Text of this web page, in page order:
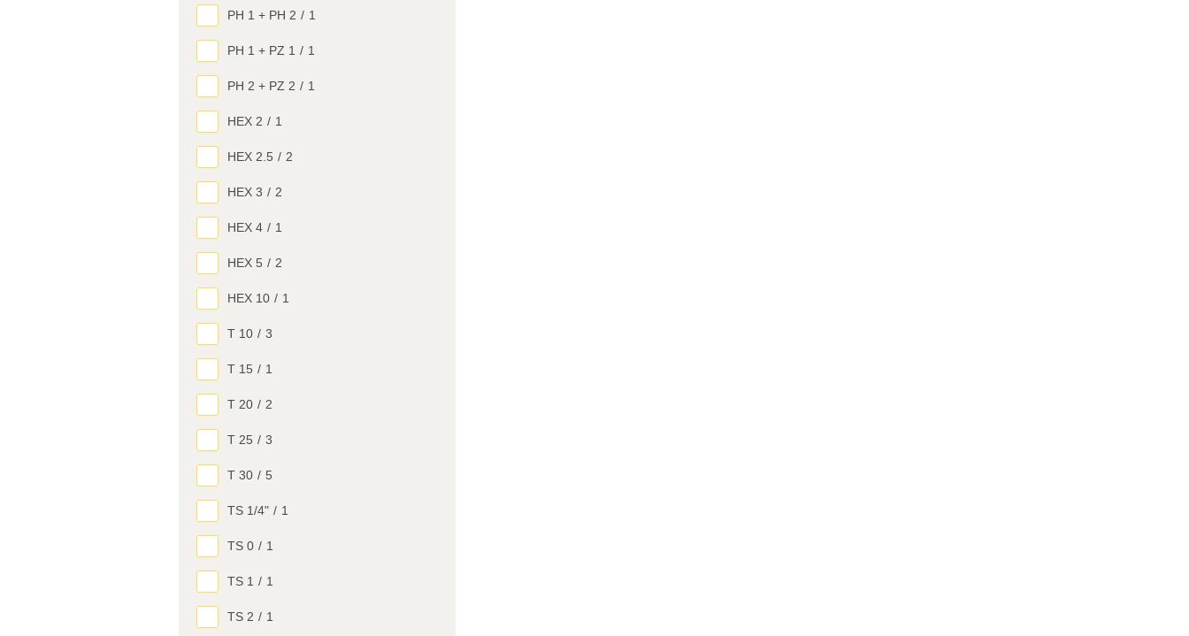
PH 1 + PH 2 / 1
PH 1 + PZ 1 / 1
PH 2 + PZ 2 / 1
HEX 2 / 1
HEX 2.5 / 2
HEX 3 / 2
HEX 4 / 1
HEX 5 / 2
HEX 10 / 1
T 10 / 3
T 15 / 1
T 20 / 2
T 25 / 3
T 30 / 5
TS 1/4" / 1
TS 0 / 1
TS 1 / 1
TS 2 / 1